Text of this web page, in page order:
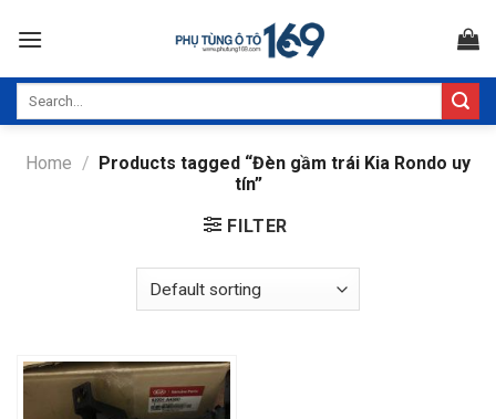
Home / Products tagged “Đèn gầm trái Kia Rondo uy
tín”
FILTER